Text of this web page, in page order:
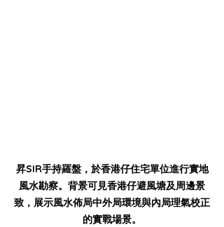
昇SIR手持羅盤，於香港仔住宅單位進行實地
風水勘察。背景可見香港仔避風塘及周邊景
致，展示風水佈局中外局環境與內局理氣校正
的實戰場景。